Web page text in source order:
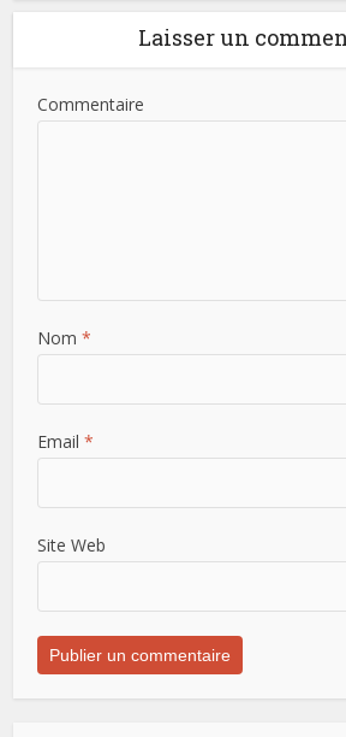
Laisser un
Commentaire
Nom *
Email *
Site Web